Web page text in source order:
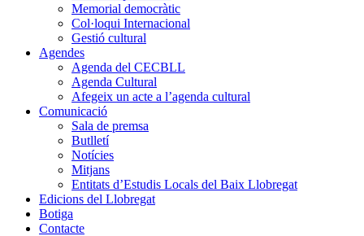
Memorial democràtic
Col·loqui Internacional
Gestió cultural
Agendes
Agenda del CECBLL
Agenda Cultural
Afegeix un acte a l’agenda cultural
Comunicació
Sala de premsa
Butlletí
Notícies
Mitjans
Entitats d’Estudis Locals del Baix Llobregat
Edicions del Llobregat
Botiga
Contacte